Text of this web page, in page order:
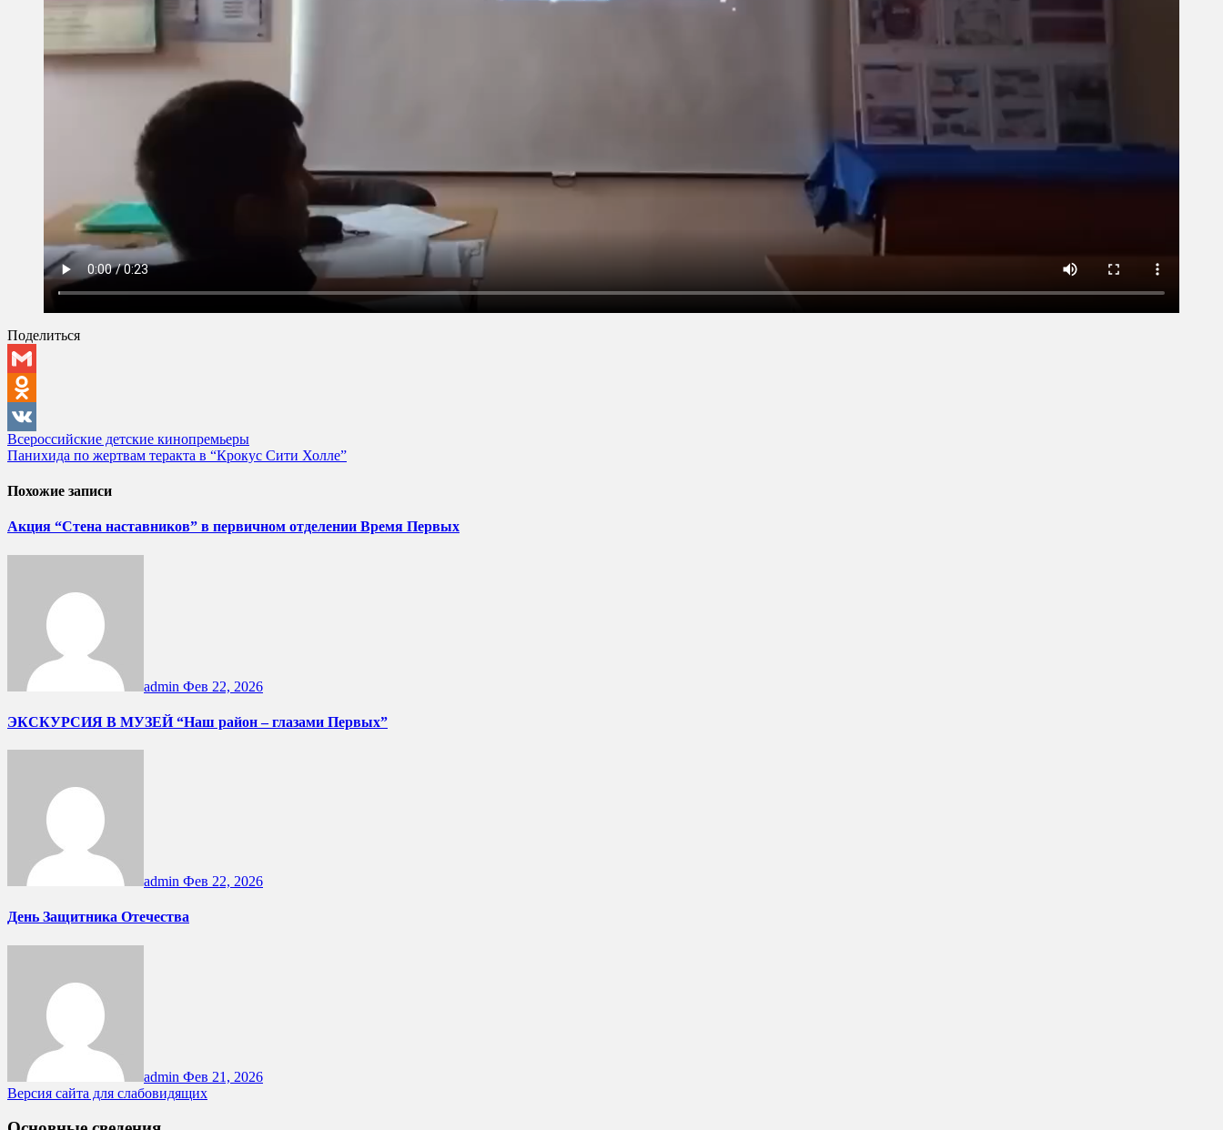
Поделиться
Gmail
Odnoklassniki
VK
Навигация
по
записям
Всероссийские детские кинопремьеры
Панихида по жертвам теракта в “Крокус Сити Холле”
Похожие записи
Акция “Стена наставников” в первичном отделении Время Первых
admin Фев 22, 2026
ЭКСКУРСИЯ В МУЗЕЙ “Наш район – глазами Первых”
admin Фев 22, 2026
День Защитника Отечества
admin Фев 21, 2026
Версия сайта для слабовидящих